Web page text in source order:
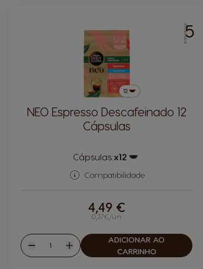
INTENSIDADE5
NEO Espresso Descafeinado 12
Cápsulas
Cápsulas:x12
Compatibilidade
0,37€/un
4,49 €
Reduzir
Quantidade
Aumentar
ADICIONAR AO
CARRINHO